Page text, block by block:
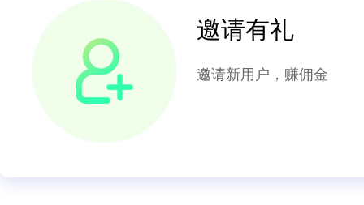
邀请有礼
邀请新用户，赚佣金